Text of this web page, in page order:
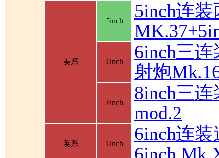
美系
5inch
5inch连
6inch
6inch三
射炮
8inch
8inch三
mod.2
英系 6inch
6inch连
6inch